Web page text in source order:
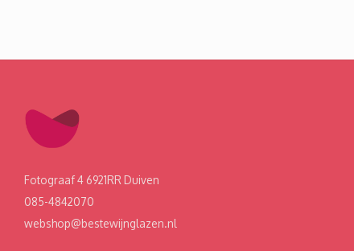
Fotograaf 4 6921RR Duiven
085-4842070
webshop@bestewijnglazen.nl